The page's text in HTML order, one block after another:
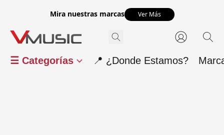
Mira nuestras marcas Ver Más
☰ Categorías 📍 ¿Donde Estamos?